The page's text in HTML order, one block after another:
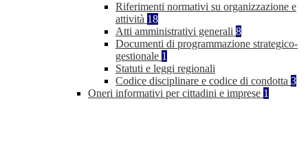
Riferimenti normativi su organizzazione e
attività 18
Atti amministrativi generali 8
Documenti di programmazione strategico-
gestionale 1
Statuti e leggi regionali
Codice disciplinare e codice di condotta 3
Oneri informativi per cittadini e imprese 1